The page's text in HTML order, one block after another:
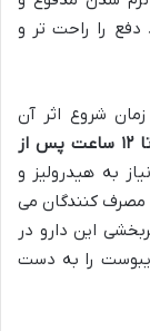
دفع را راحت تر و
شروع اثر آن
حدود ۸ تا ۱۲ ساعت پس از
به هیدرولیز و
مصرف کنندگان می
این دارو در
یبوست را به دست